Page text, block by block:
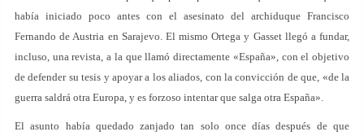
había iniciado poco antes con el asesinato del archiduque Francisco
Fernando de Austria en Sarajevo. El mismo Ortega y Gasset llegó a fundar,
incluso, una revista, a la que llamó directamente «España», con el objetivo
de defender su tesis y apoyar a los aliados, con la convicción de que, «de la
guerra saldrá otra Europa, y es forzoso intentar que salga otra España».
El asunto había quedado zanjado tan solo once días después de que